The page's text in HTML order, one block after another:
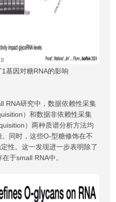
基因对糖RNA的影响
RNA研究中，数据依赖性采集
）和数据非依赖性采集
）两种质谱分析方法均
同时，这些O-型糖修饰在不
性。这一发现进一步表明除了
于small RNA中。